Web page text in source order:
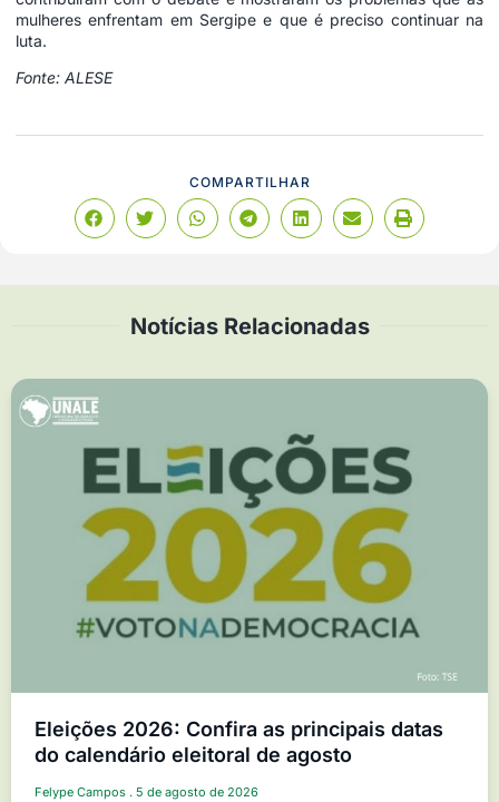
mulheres enfrentam em Sergipe e que é preciso continuar na
luta.
Fonte: ALESE
COMPARTILHAR
Notícias Relacionadas
Eleições 2026: Confira as principais datas
do calendário eleitoral de agosto
Felype Campos 5 de agosto de 2026